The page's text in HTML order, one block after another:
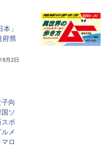
」
府県
9月2日
向
ソ
ポ
メ
ロ